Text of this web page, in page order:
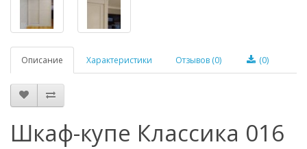
Описание Характеристики Отзывов (0) (0)
Шкаф-купе Классика 016